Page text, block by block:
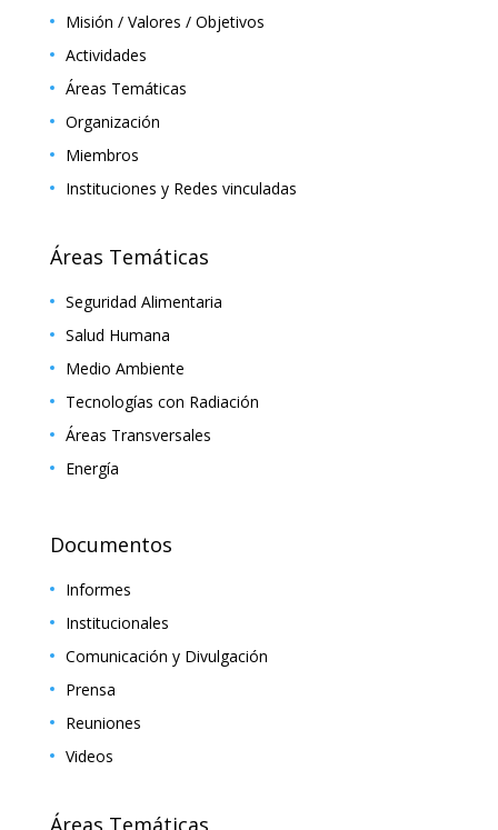
Misión / Valores / Objetivos
Actividades
Áreas Temáticas
Organización
Miembros
Instituciones y Redes vinculadas
Áreas Temáticas
Seguridad Alimentaria
Salud Humana
Medio Ambiente
Tecnologías con Radiación
Áreas Transversales
Energía
Documentos
Informes
Institucionales
Comunicación y Divulgación
Prensa
Reuniones
Videos